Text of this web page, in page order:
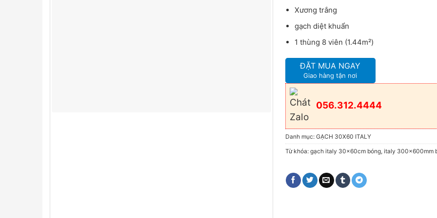
Xương trắng
gạch diệt khuẩn
1 thùng 8 viên (1.44m²)
ĐẶT MUA NGAY
Giao hàng tận nơi
056.312.4444
Danh mục: GẠCH 30X60 ITALY
Từ khóa: gạch italy 30x60cm bóng, italy 300x600mm